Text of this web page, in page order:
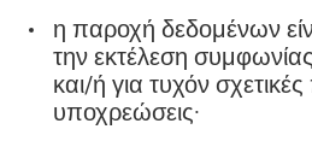
η παροχή δεδομένων
την εκτέλεση
και/ή για τυχόν
υποχρεώσεις·